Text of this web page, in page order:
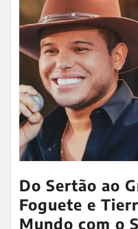
Do Sertão ao
Foguete e
Mundo com o